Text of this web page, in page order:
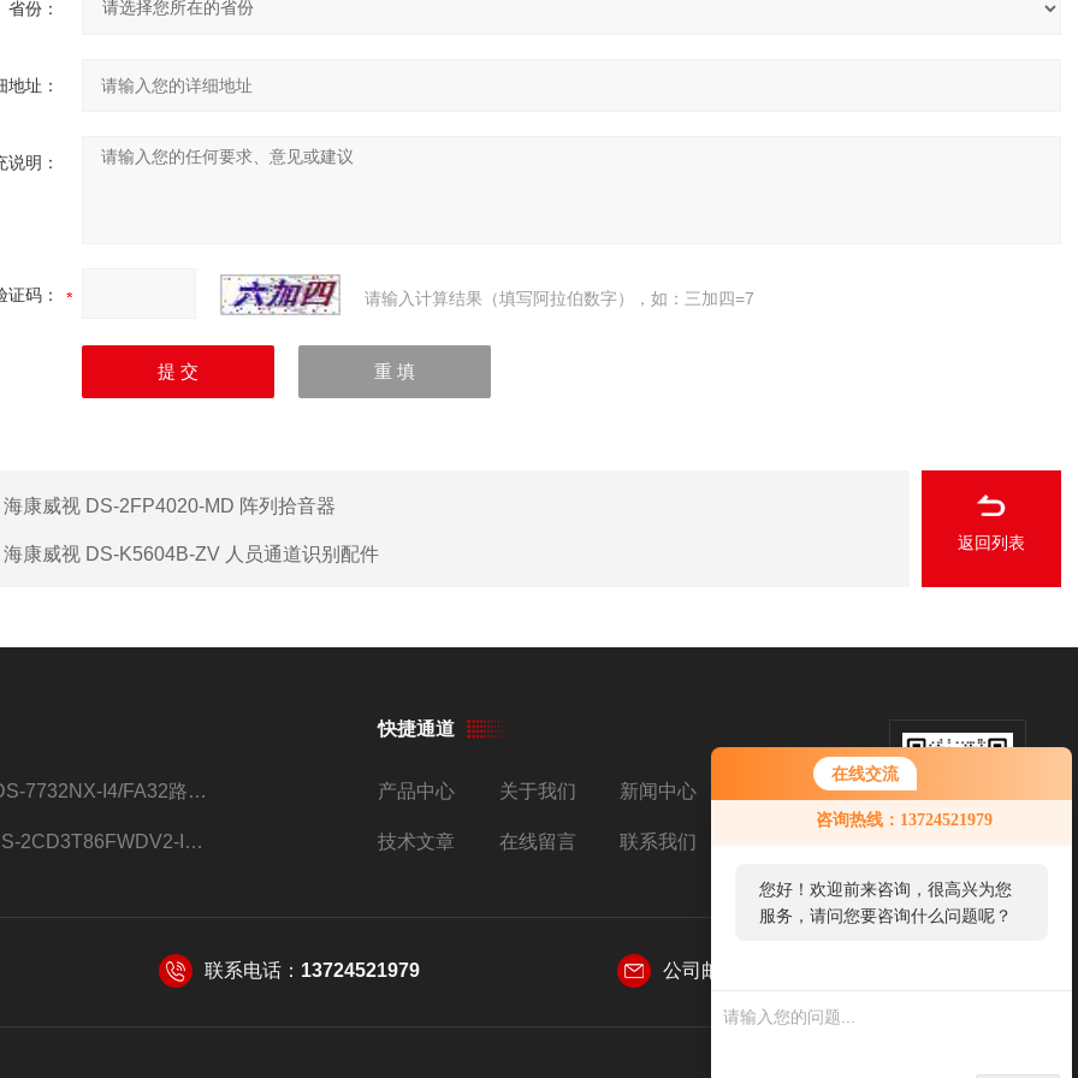
在线交流
咨询热线：13724521979
您好！欢迎前来咨询，很高兴为您
服务，请问您要咨询什么问题呢？
省份：
地址：
说明：
证码： 请输入计算结果（填写阿拉伯数字），如：三加四=7
海康威视 DS-2FP4020-MD 阵列拾音器
海康威视 DS-K5604B-ZV 人员通道识别配件
返回列表
iDS-7732NX-I4/FA32路监控硬盘录像机
DS-2CD3T86FWDV2-I8S4g监控摄像头
快捷通道
产品中心 关于我们 新闻中心
技术文章 在线留言 联系我们
联系电话： 13724521979 公司邮箱：